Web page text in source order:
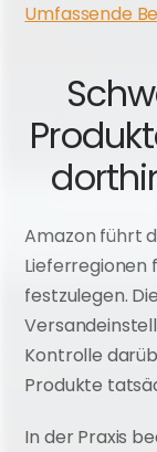
Umfassende
Amazon führt
Lieferregionen
festzulegen.
Kontrolle
Produkte
In der Praxis